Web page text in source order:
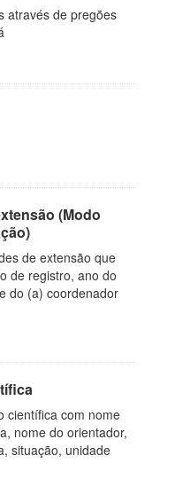
através de pregões
(Modo
de extensão que
de registro, ano do
do (a) coordenador
científica com nome
nome do orientador,
situação, unidade